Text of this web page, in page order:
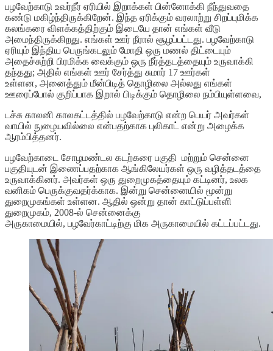
பழவேற்காடு உவர்நீர் ஏரியில் இறாக்கள் பின்னோக்கி நீந்துவதை
கண்டு மகிழ்ந்திருக்கிறேன். இந்த ஏரிக்கும் வரலாற்று சிறப்புமிக்க
கலங்கரை விளக்கத்திற்கும் இடையே தான் எங்கள் வீடு
அமைந்திருக்கிறது. எங்கள் ஊர் நீரால் சூழப்பட்டது. பழவேற்காடு
ஏரியும் இந்திய பெருங்கடலும் மோதி ஒரு மணல் திட்டையும்
அதைச்சுற்றி பிரமிக்க வைக்கும் ஒரு நீர்த்தடத்தையும் உருவாக்கி
தந்தது; அதில் எங்கள் ஊர் சேர்த்து சுமார் 17 ஊர்கள்
உள்ளன, அனைத்தும் மீன்பிடித் தொழிலை அல்லது எங்கள்
ஊரைப்போல் குறிப்பாக இறால் பிடிக்கும் தொழிலை நம்பியுள்ளவை,
டச்சு காலனி காலகட்டத்தில் பழவேற்காடு என்ற பெயர் அவர்கள்
வாயில் நுழையவில்லை என்பதற்காக புலிகாட் என்று அழைக்க
ஆரம்பித்தனர்.
பழவேற்காடை சோழமண்டல கடற்கரை பகுதி மற்றும் சென்னை
பகுதியுடன் இணைப்பதற்காக ஆங்கிலேயர்கள் ஒரு வழித்தடத்தை
உருவாக்கினர். அவர்கள் ஒரு துறைமுகத்தையும் கட்டினர், உலக
வனிகம் பெருக்குவதர்க்காக. இன்று சென்னையில் மூன்று
துறைமுகங்கள் உள்ளன. ஆதில் ஒன்று தான் காட்டுப்பள்ளி
துறைமுகம், 2008-ல் சென்னைக்கு
அருகாமையில், பழவேர்காட்டிற்கு மிக அருகாமையில் கட்டப்பட்டது.